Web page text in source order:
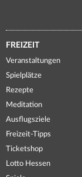
FREIZEIT
Veranstaltungen
Spielplätze
Rezepte
Meditation
Ausflugsziele
Freizeit-Tipps
Ticketshop
Lotto Hessen